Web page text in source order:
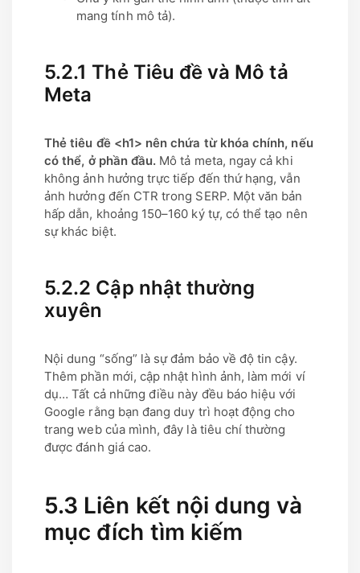
mang tính mô tả).
5.2.1 Thẻ Tiêu đề và Mô tả
Meta
Thẻ tiêu đề <h1> nên chứa từ khóa chính, nếu
có thể, ở phần đầu. Mô tả meta, ngay cả khi
không ảnh hưởng trực tiếp đến thứ hạng, vẫn
ảnh hưởng đến CTR trong SERP. Một văn bản
hấp dẫn, khoảng 150–160 ký tự, có thể tạo nên
sự khác biệt.
5.2.2 Cập nhật thường
xuyên
Nội dung “sống” là sự đảm bảo về độ tin cậy.
Thêm phần mới, cập nhật hình ảnh, làm mới ví
dụ… Tất cả những điều này đều báo hiệu với
Google rằng bạn đang duy trì hoạt động cho
trang web của mình, đây là tiêu chí thường
được đánh giá cao.
5.3 Liên kết nội dung và
mục đích tìm kiếm